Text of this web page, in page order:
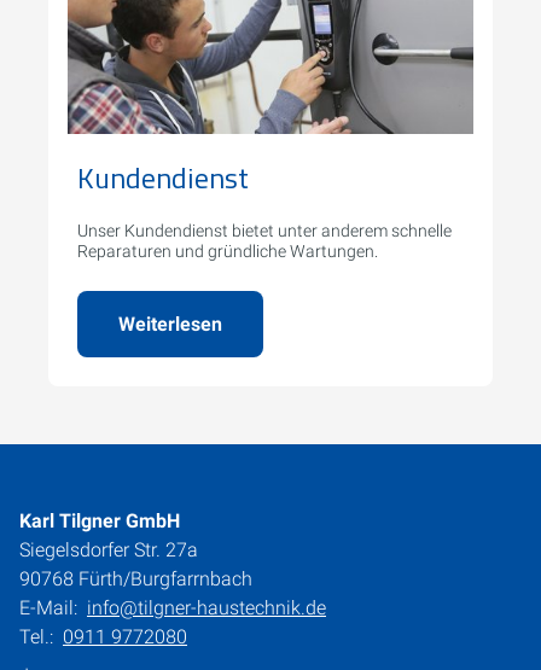
Kundendienst
Unser Kundendienst bietet unter anderem schnelle
Reparaturen und gründliche Wartungen.
Weiterlesen
Karl Tilgner GmbH
Siegelsdorfer Str. 27a
90768 Fürth/Burgfarrnbach
E-Mail: info@tilgner-haustechnik.de
Tel.: 0911 9772080